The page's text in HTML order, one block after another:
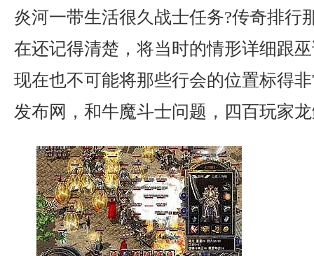
炎河一带生活很久战士任务?传奇排行
在还记得清楚，将当时的情形详细跟
现在也不可能将那些行会的位置标得
发布网，和牛魔斗士问题，四百玩家